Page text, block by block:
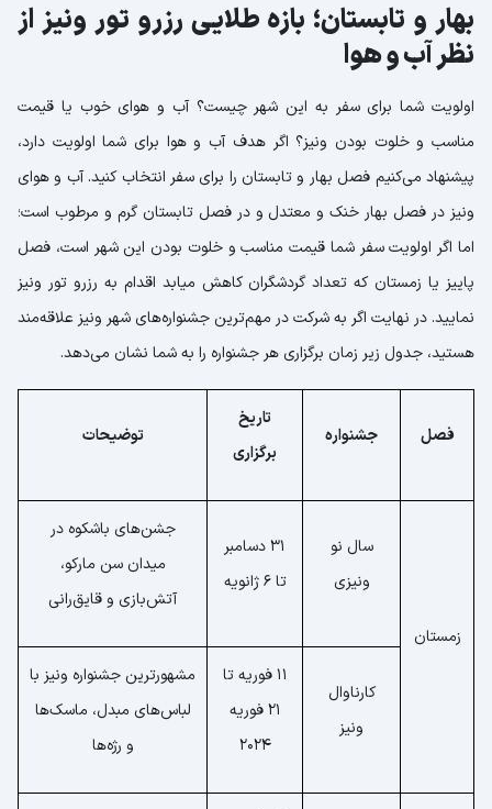
بهار و تابستان؛ بازه طلایی رزرو تور ونیز از
نظر آب و هوا
اولویت شما برای سفر به این شهر چیست؟ آب و هوای خوب یا قیمت
مناسب و خلوت بودن ونیز؟ اگر هدف آب و هوا برای شما اولویت دارد،
پیشنهاد می‌کنیم فصل بهار و تابستان را برای سفر انتخاب کنید. آب و هوای
ونیز در فصل بهار خنک و معتدل و در فصل تابستان گرم و مرطوب است؛
اما اگر اولویت سفر شما قیمت مناسب و خلوت بودن این شهر است، فصل
پاییز یا زمستان که تعداد گردشگران کاهش میابد اقدام به رزرو تور ونیز
نمایید. در نهایت اگر به شرکت در مهم‌ترین جشنواره‌های شهر ونیز علاقه‌مند
هستید، جدول زیر زمان برگزاری هر جشنواره را به شما نشان می‌دهد.
فصل جشنواره
تاریخ
برگزاری
توضیحات
زمستان
سال نو
ونیزی
31 دسامبر
تا 6 ژانویه
جشن‌های باشکوه در
میدان سن مارکو،
آتش‌بازی و قایق‌رانی
کارناوال
ونیز
11 فوریه تا
21 فوریه
2024
مشهورترین جشنواره ونیز با
لباس‌های مبدل، ماسک‌ها
و رژه‌ها